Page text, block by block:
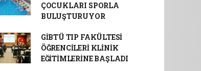
ÇOCUKLARI SPORLA
BULUŞTURUYOR
GİBTÜ TIP FAKÜLTESİ
ÖĞRENCİLERİ KLİNİK
EĞİTİMLERİNE BAŞLADI